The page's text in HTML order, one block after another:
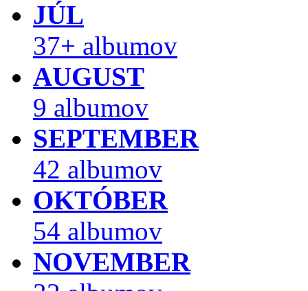
JÚL
37+ albumov
AUGUST
9 albumov
SEPTEMBER
42 albumov
OKTÓBER
54 albumov
NOVEMBER